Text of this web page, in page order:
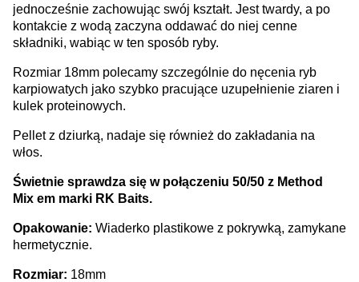
jednocześnie zachowując swój kształt. Jest twardy, a po
kontakcie z wodą zaczyna oddawać do niej cenne
składniki, wabiąc w ten sposób ryby.
Rozmiar 18mm polecamy szczególnie do nęcenia ryb
karpiowatych jako szybko pracujące uzupełnienie ziaren i
kulek proteinowych.
Pellet z dziurką, nadaje się również do zakładania na
włos.
Świetnie sprawdza się w połączeniu 50/50 z Method
Mix em marki RK Baits.
Opakowanie: Wiaderko plastikowe z pokrywką, zamykane
hermetycznie.
Rozmiar: 18mm